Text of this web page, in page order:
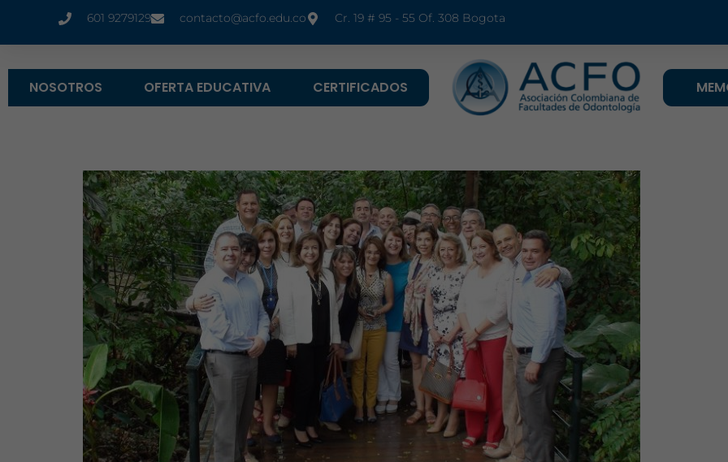
601 9279129 contacto@acfo.edu.co Cr. 19 # 95 - 55 Of. 308 Bogota
NOSOTROS OFERTA EDUCATIVA CERTIFICADOS